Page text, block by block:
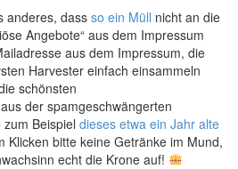
anderes, dass so ein Müll nicht an die
Angebote“ aus dem Impressum
aus dem Impressum, die
Harvester einfach einsammeln
schönsten
der spamgeschwängerten
Beispiel dieses etwa ein Jahr alte
Klicken bitte keine Getränke im Mund,
echt die Krone auf!